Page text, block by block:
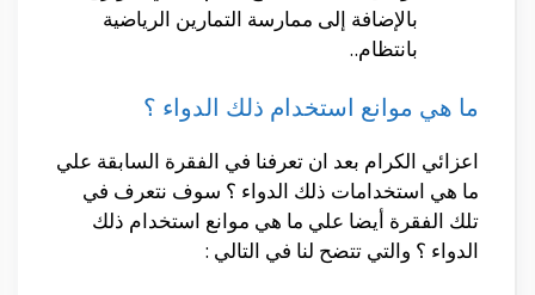
بالإضافة إلى ممارسة التمارين الرياضية
بانتظام..
ما هي موانع استخدام ذلك الدواء ؟
اعزائي الكرام بعد ان تعرفنا في الفقرة السابقة علي
ما هي استخدامات ذلك الدواء ؟ سوف نتعرف في
تلك الفقرة أيضا علي ما هي موانع استخدام ذلك
الدواء ؟ والتي تتضح لنا في التالي :